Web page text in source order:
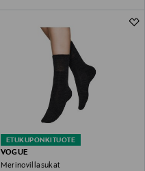
ETUKUPONKITUOTE
VOGUE
Merinovillasukat